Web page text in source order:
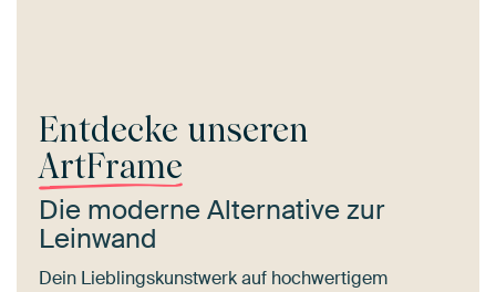
Entdecke unseren
ArtFrame
Die moderne Alternative zur
Leinwand
Dein Lieblingskunstwerk auf hochwertigem